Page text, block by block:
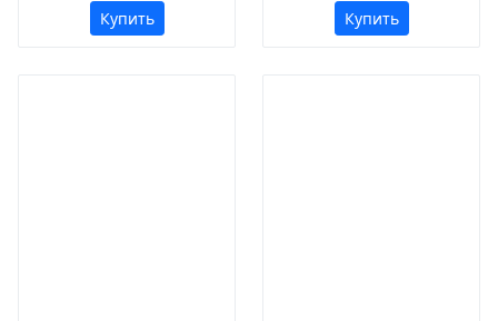
Купить Купить